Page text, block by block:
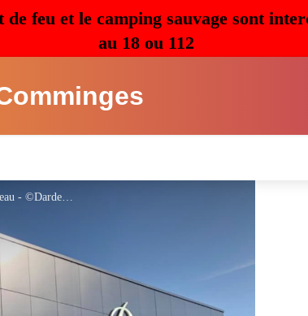
feu et le camping sauvage sont
au 18 ou 112
Musée du chocolat Dardenne à Ausson, Montréjeau - ©Dardenne